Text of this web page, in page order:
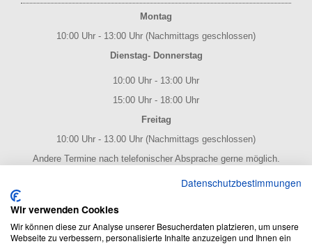
Montag
10:00 Uhr - 13:00 Uhr (Nachmittags geschlossen)
Dienstag- Donnerstag
10:00 Uhr - 13:00 Uhr
15:00 Uhr - 18:00 Uhr
Freitag
10:00 Uhr - 13.00 Uhr (Nachmittags geschlossen)
Andere Termine nach telefonischer Absprache gerne möglich.
NOTENPOST BY ERES EditionDatenschutzbestimmungen
Wir verwenden Cookies
Wir können diese zur Analyse unserer Besucherdaten platzieren, um unsere
Webseite zu verbessern, personalisierte Inhalte anzuzeigen und Ihnen ein